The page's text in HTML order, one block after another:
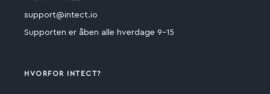
support@intect.io
Supporten er åben alle hverdage 9-15
HVORFOR INTECT?